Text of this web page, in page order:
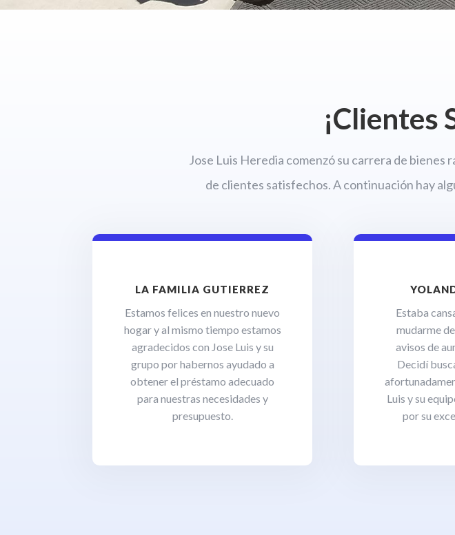
¡Clientes
Jose Luis Heredia comenzó su carrera de bienes
de clientes satisfechos. A continuación hay
LA FAMILIA GUTIERREZ
Estamos felices en nuestro nuevo
hogar y al mismo tiempo estamos
agradecidos con Jose Luis y su
grupo por habernos ayudado a
obtener el préstamo adecuado
para nuestras necesidades y
presupuesto.
Estaba
mudarme
avisos de
Decidí
Luis y su
por su